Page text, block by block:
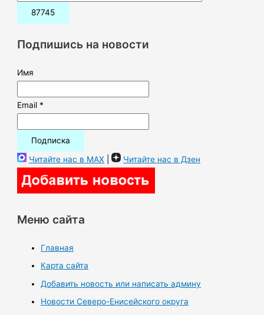
и
:Подпишись на новости
Имя
Email *
Читайте нас в MAX | Читайте нас в Дзен
Меню сайта
Главная
Карта сайта
Добавить новость или написать админу
Новости Северо-Енисейского округа